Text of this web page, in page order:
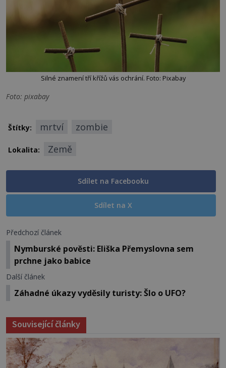
Silné znamení tří křížů vás ochrání. Foto: Pixabay
Foto: pixabay
Štítky: mrtví zombie
Lokalita: Země
Sdílet na Facebooku
Sdílet na X
Předchozí článek
Nymburské pověsti: Eliška Přemyslovna sem
prchne jako babice
Další článek
Záhadné úkazy vyděsily turisty: Šlo o UFO?
Související články